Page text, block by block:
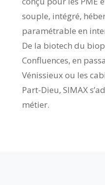
souple, intégré,
paramétrable en
De la biotech du
Confluences, en
Vénissieux ou les
Part-Dieu, SIMAX
métier.